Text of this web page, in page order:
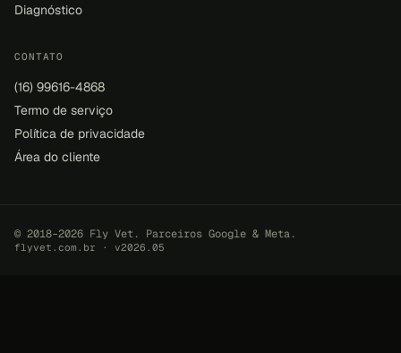
Diagnóstico
CONTATO
(16) 99616-4868
Termo de serviço
Política de privacidade
Área do cliente
© 2018–2026 Fly Vet. Parceiros Google & Meta.
flyvet.com.br · v2026.05